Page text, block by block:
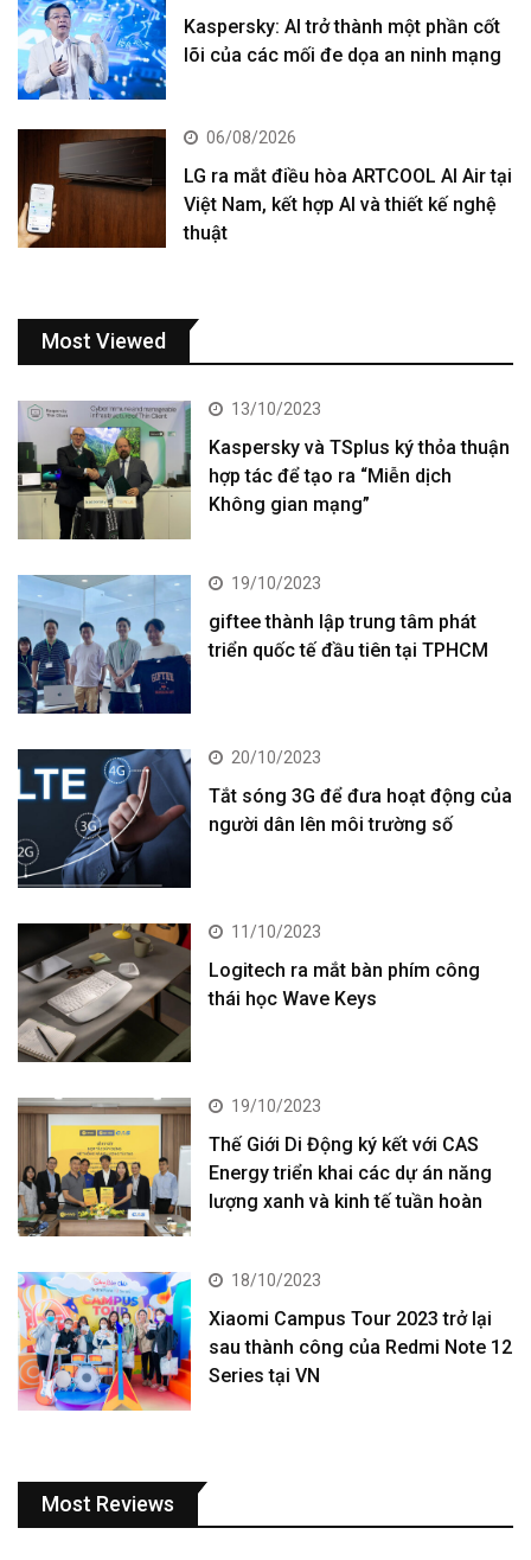
Kaspersky: AI trở thành một phần cốt
lõi của các mối đe dọa an ninh mạng
06/08/2026
LG ra mắt điều hòa ARTCOOL AI Air tại
Việt Nam, kết hợp AI và thiết kế nghệ
thuật
Most Viewed
13/10/2023
Kaspersky và TSplus ký thỏa thuận
hợp tác để tạo ra “Miễn dịch
Không gian mạng”
19/10/2023
giftee thành lập trung tâm phát
triển quốc tế đầu tiên tại TPHCM
20/10/2023
Tắt sóng 3G để đưa hoạt động của
người dân lên môi trường số
11/10/2023
Logitech ra mắt bàn phím công
thái học Wave Keys
19/10/2023
Thế Giới Di Động ký kết với CAS
Energy triển khai các dự án năng
lượng xanh và kinh tế tuần hoàn
18/10/2023
Xiaomi Campus Tour 2023 trở lại
sau thành công của Redmi Note 12
Series tại VN
Most Reviews